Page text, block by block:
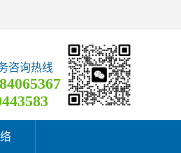
咨询热线